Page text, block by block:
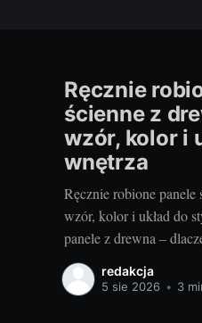
Ręcznie
ścienne z
wzór, kolor i
wnętrza
Ręcznie robione
wzór, kolor i układ do
panele z drewna –
najlepiejRzemieślnicze
okładzina – to faktura,
redakcja
5 sie 2026 • 3